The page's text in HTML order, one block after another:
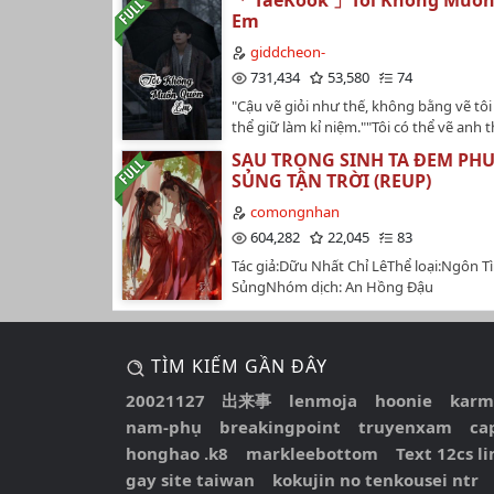
Chương 26: Khung Giường
Chương 27: Đắp Chăn Bong
Chương 28: Gối Ôm
Chương 29: Nghề Phát Tài
Chương 30: Con Cào Cào Trên Đầu Sợi Dây
Chương 31:Phá Hoại
Chương 32:Thượng Đế Đi Nghỉ
Chương 33 : Bôi Thuốc Kiểu Đới Manh
Chương35: Giãy Giụa
Chương 36: Cướp Lấy
Chương 37:Ấm Áp
phát hiện người đàn ông gần 60 tuổi
thành một chàng trai với thân thể
khỏe mạnh. Cô không rõ rốt cuộc là
hàng ngày chỉ ở trong phòng oán hận
hơn? " Chồng ơi, tối nay chúng ta tạm
đấu nhé?" cô nháy nháy mắt . "Lười tập
cơ thể em mới không tốt thế, ngoan,
tục".Cô hét lớn: "Đồ lừa đảo, nói là suy
Nói là ở vậy, ở góa cơ mà?" Các bạn có
website : http://www.rosenovel.com để
chương sớm và nhanh hơn!!!…
Em
giddcheon-
731,434
53,580
74
"Cậu vẽ giỏi như thế, không bằng vẽ tôi
thể giữ làm kỉ niệm.""Tôi có thể vẽ anh
cầu, nhưng tôi không cần hình của
TaeHyung, tôi đợi thêm hai ngày, sau
không xuất hiện tôi lập tức phá nát bức
này!""JungKook, anh về rồi..!"..."Dù còn
một giây thôi, em vẫn muốn yêu anh
(FIC CẦN SỰ KIÊN NHẪN. RDS VUI
PART 1 - PART 2)…
SAU TRỌNG SINH TA ĐEM
SỦNG TẬN TRỜI (REUP)
comongnhan
604,282
22,045
83
Tác giả:Dữu Nhất Chỉ LêThể loại:Ngôn
SủngNhóm dịch: An Hồng Đậu
TeamNguồn:yeungontinh.vn------------
cho đến khi chết, Phó Nguyệt Linh mới
nhiêu. Sau khi nàng bị ép gả cho Lục Tu
dù không thể nói là phu thê ân ái,
tương kính như tân. Mãi cho đến ngày
nghe lời đồn nên lầm tưởng tất cả bi
phu quân của mình gây ra, cho nên
chết trước mặt hắn. Sau đó, nam nhân
TÌM KIẾM GẦN ĐÂY
20021127 出来事 lenmoja hoonie
nam-phụ
breakingpoint truyenxam
honghao .k8
markleebottom Text 12cs
gay site taiwan
kokujin no tenkousei ntr